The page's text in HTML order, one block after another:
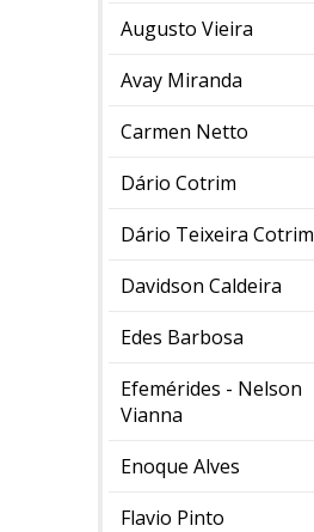
Augusto Vieira
Avay Miranda
Carmen Netto
Dário Cotrim
Dário Teixeira Cotrim
Davidson Caldeira
Edes Barbosa
Efemérides - Nelson
Vianna
Enoque Alves
Flavio Pinto